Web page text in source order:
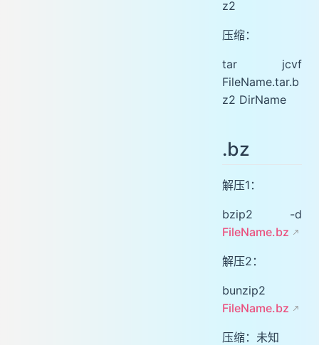
z2
压缩：
tar jcvf
FileName.tar.b
z2 DirName
.bz
解压1：
bzip2 -d
FileName.bz
解压2：
bunzip2
FileName.bz
压缩：未知